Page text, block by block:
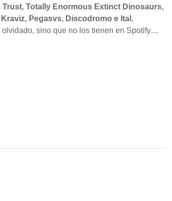
Trust, Totally Enormous Extinct Dinosaurs,
Pegasvs, Discodromo e Ital.
sino que no los tienen en Spotify…